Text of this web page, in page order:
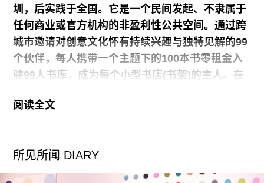
安排在极端的情况下，很明显地将极端行为转嫁给
他人，将这类生活表现得有情可原。但在《回家》
里我并没有用这种常规表现手法。即使你并没有具
体的受伤经历，但努力重新融入本地文化也可以卸
下包袱，不带敌意。
圳，后实践于全国。它是一个民间发起、不隶属于
任何商业或官方机构的非盈利性公共空间。通过跨
城市邀请对创意文化怀有持续兴趣与独特见解的99
个伙伴，每人携带一个主题下的100本书零租金入
驻99人书库，成为每个小型书店(书架)的主人。在
台、推荐平台、创意试验平台和公益实践平台——
由非盈利文艺组织“99人书库”的创办者坚果兄弟以
阅读全文
所见所闻 DIARY